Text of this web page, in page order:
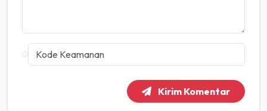
Kirim Komentar